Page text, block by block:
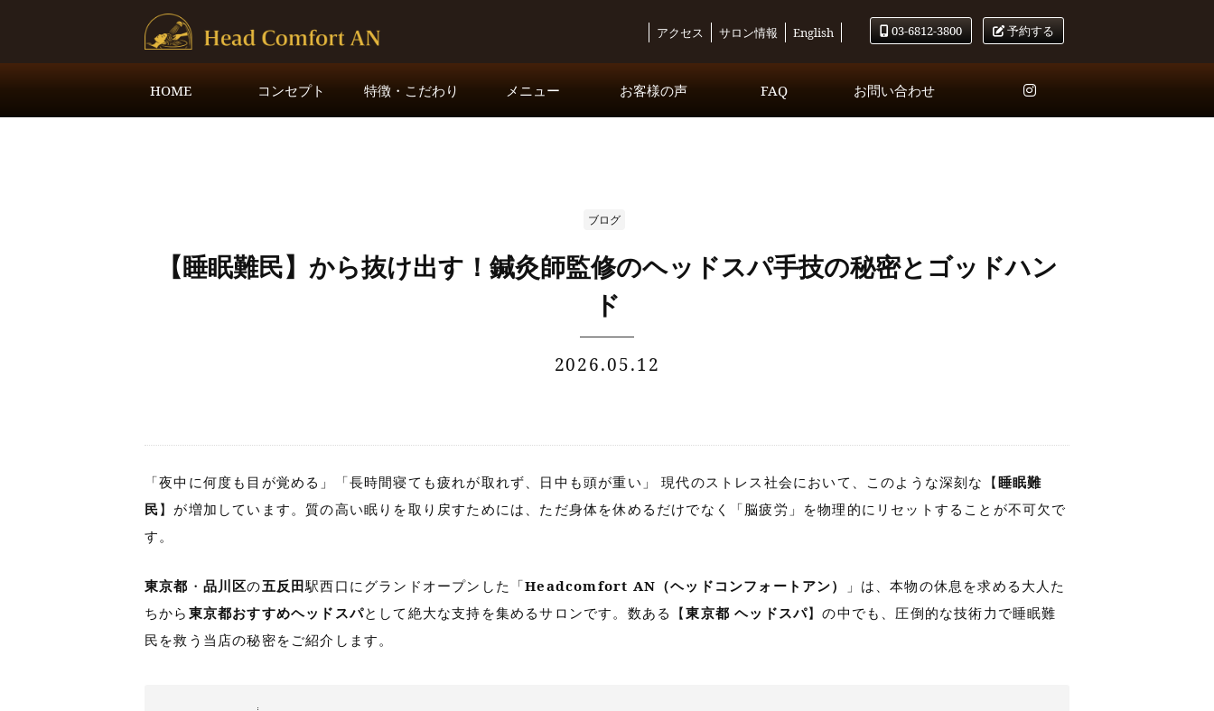
アクセス サロン情報 English 03-6812-3800 予約する
HOME コンセプト 特徴・こだわり メニュー お客様の声 FAQ お問い合わせ
ブログ
【睡眠難民】から抜け出す！鍼灸師監修のヘッドスパ手技の秘密とゴッドハン
ド
2026.05.12
「夜中に何度も目が覚める」「長時間寝ても疲れが取れず、日中も頭が重い」 現代のストレス社会において、このような深刻な【睡眠難
民】が増加しています。質の高い眠りを取り戻すためには、ただ身体を休めるだけでなく「脳疲労」を物理的にリセットすることが不可欠で
す。
東京都 ・ 品川区の五反田駅西口にグランドオープンした「Headcomfort AN（ヘッドコンフォートアン）
」は、本物の休息を求める大人た
ちから 東京都おすすめヘッドスパとして絶大な支持を集めるサロンです。数ある【東京都 ヘッドスパ】の中でも、圧倒的な技術力で睡眠難
民を救う当店の秘密をご紹介します。